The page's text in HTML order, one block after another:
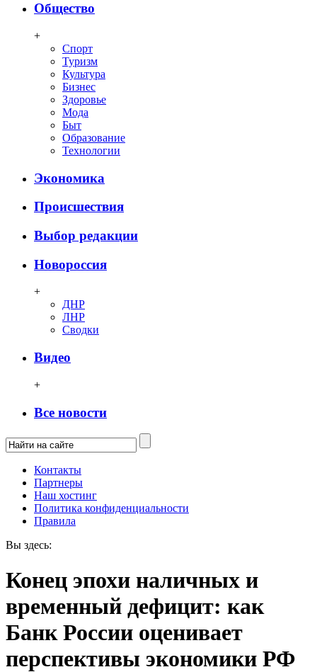
Общество
+
Спорт
Туризм
Культура
Бизнес
Здоровье
Мода
Быт
Образование
Технологии
Экономика
Происшествия
Выбор редакции
Новороссия
+
ДНР
ЛНР
Сводки
Видео
+
Все новости
Контакты
Партнеры
Наш хостинг
Политика конфиденциальности
Правила
Вы здесь:
Конец эпохи наличных и
временный дефицит: как
Банк России оценивает
перспективы экономики РФ